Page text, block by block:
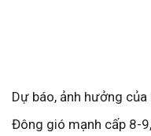
Dự báo, ảnh hưởng
Đông gió mạnh cấp 8-